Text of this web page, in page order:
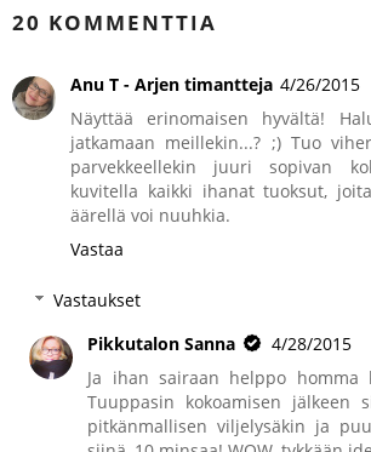
20 KOMMENTTIA
Anu T - Arjen timantteja 4/26/2015
Näyttää erinomaisen hyvältä!
jatkamaan meillekin...? ;) Tuo
parvekkeellekin juuri sopivan
kuvitella kaikki ihanat tuoksut,
äärellä voi nuuhkia.
Vastaa
Vastaukset
Pikkutalon Sanna
4/28/2015
Ja ihan sairaan helppo homma
Tuuppasin kokoamisen jälkeen
pitkänmallisen viljelysäkin ja